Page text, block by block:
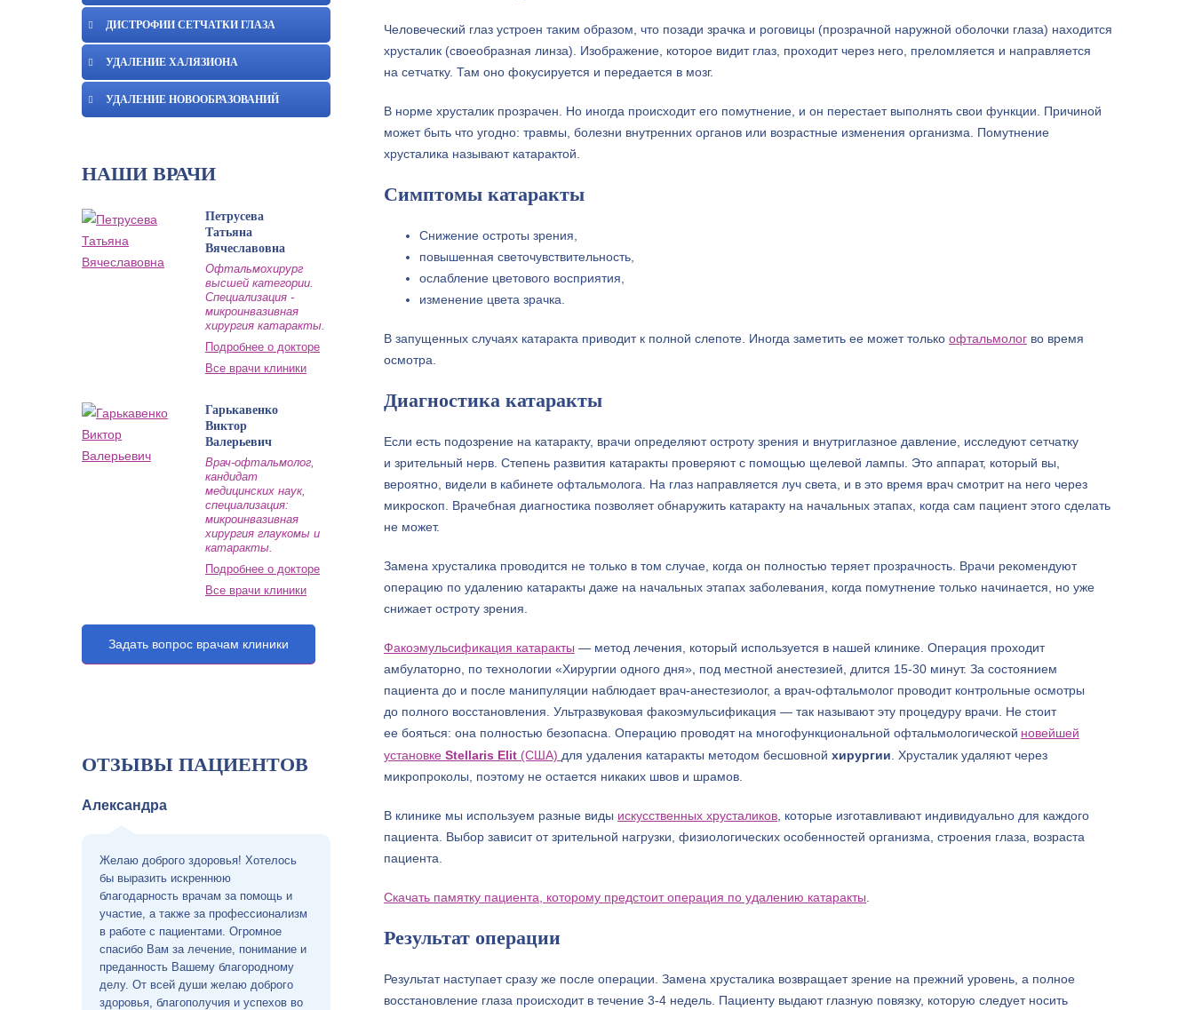
ДИСТРОФИИ СЕТЧАТКИ ГЛАЗА
УДАЛЕНИЕ ХАЛЯЗИОНА
УДАЛЕНИЕ НОВООБРАЗОВАНИЙ
НАШИ ВРАЧИ
Петрусева
Татьяна
Вячеславовна
Офтальмохирург
высшей категории.
Специализация -
микроинвазивная
хирургия катаракты.
Подробнее о докторе
Все врачи клиники
Гарькавенко
Виктор
Валерьевич
Врач-офтальмолог,
кандидат
медицинских наук,
специализация:
микроинвазивная
хирургия глаукомы и
катаракты.
Подробнее о докторе
Все врачи клиники
Задать вопрос врачам клиники
ОТЗЫВЫ ПАЦИЕНТОВ
Александра
Желаю доброго здоровья! Хотелось
бы выразить искреннюю
благодарность врачам за помощь и
участие, а также за профессионализм
в работе с пациентами. Огромное
спасибо Вам за лечение, понимание и
преданность Вашему благородному
делу. От всей души желаю доброго
здоровья, благополучия и успехов во
Человеческий глаз устроен таким образом, что позади зрачка и роговицы (прозрачной наружной оболочки глаза) находится
хрусталик (своеобразная линза). Изображение, которое видит глаз, проходит через него, преломляется и направляется
на сетчатку. Там оно фокусируется и передается в мозг.
В норме хрусталик прозрачен. Но иногда происходит его помутнение, и он перестает выполнять свои функции. Причиной
может быть что угодно: травмы, болезни внутренних органов или возрастные изменения организма. Помутнение
хрусталика называют катарактой.
Симптомы катаракты
Снижение остроты зрения,
повышенная светочувствительность,
ослабление цветового восприятия,
изменение цвета зрачка.
В запущенных случаях катаракта приводит к полной слепоте. Иногда заметить ее может только офтальмолог во время
осмотра.
Диагностика катаракты
Если есть подозрение на катаракту, врачи определяют остроту зрения и внутриглазное давление, исследуют сетчатку
и зрительный нерв. Степень развития катаракты проверяют с помощью щелевой лампы. Это аппарат, который вы,
вероятно, видели в кабинете офтальмолога. На глаз направляется луч света, и в это время врач смотрит на него через
микроскоп. Врачебная диагностика позволяет обнаружить катаракту на начальных этапах, когда сам пациент этого сделать
не может.
Замена хрусталика проводится не только в том случае, когда он полностью теряет прозрачность. Врачи рекомендуют
операцию по удалению катаракты даже на начальных этапах заболевания, когда помутнение только начинается, но уже
снижает остроту зрения.
Факоэмульсификация катаракты — метод лечения, который используется в нашей клинике. Операция проходит
амбулаторно, по технологии «Хирургии одного дня», под местной анестезией, длится 15-30 минут. За состоянием
пациента до и после манипуляции наблюдает врач-анестезиолог, а врач-офтальмолог проводит контрольные осмотры
до полного восстановления. Ультразвуковая факоэмульсификация — так называют эту процедуру врачи. Не стоит
ее бояться: она полностью безопасна. Операцию проводят на многофункциональной офтальмологической новейшей
установке Stellaris Elit (США) для удаления катаракты методом бесшовной хирургии Хрусталик удаляют через
микропроколы, поэтому не остается никаких швов и шрамов.
В клинике мы используем разные виды искусственных хрусталиков , которые изготавливают индивидуально для каждого
пациента. Выбор зависит от зрительной нагрузки, физиологических особенностей организма, строения глаза, возраста
пациента.
Скачать памятку пациента, которому предстоит операция по удалению катаракты
Результат операции
Результат наступает сразу же после операции. Замена хрусталика возвращает зрение на прежний уровень, а полное
восстановление глаза происходит в течение 3-4 недель. Пациенту выдают глазную повязку, которую следует носить